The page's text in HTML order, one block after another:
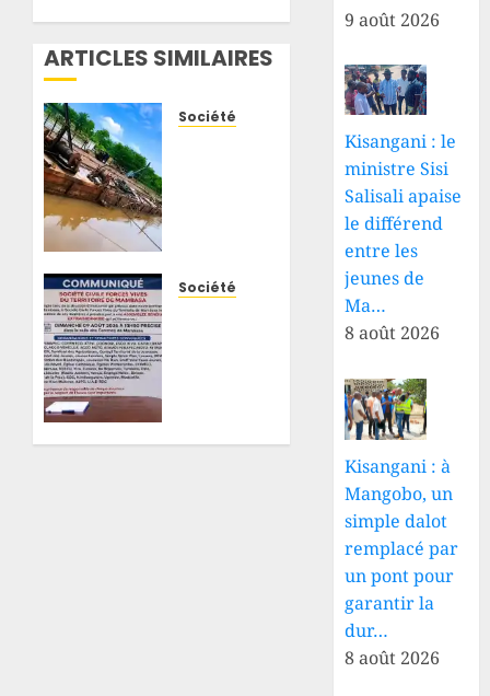
ARTICLES SIMILAIRES
Société
planches
Société
9 août 2026
Kisangani : le
ministre Sisi
Salisali apaise
le différend
entre les
jeunes de
Ma…
8 août 2026
Kisangani : à
Mangobo, un
simple dalot
remplacé par
un pont pour
garantir la
dur…
8 août 2026